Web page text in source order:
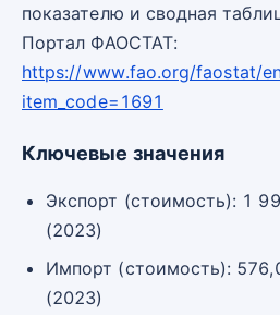
показателю и сводная
Портал ФАОСТАТ:
https://www.fao.org/faostat/
item_code=1691
Ключевые значения
Экспорт (стоимость): 1
(2023)
Импорт (стоимость):
(2023)